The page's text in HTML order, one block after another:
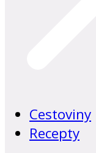
Cestoviny
Recepty